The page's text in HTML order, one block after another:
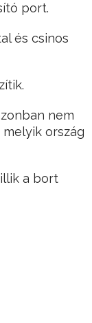
port.
és csinos
nem
ország
a bort